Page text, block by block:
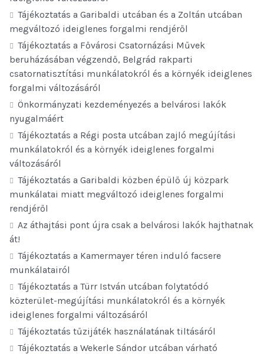
Tájékoztatás a Garibaldi utcában és a Zoltán utcában
megváltozó ideiglenes forgalmi rendjéről
Tájékoztatás a Fővárosi Csatornázási Művek
beruházásában végzendő, Belgrád rakparti
csatornatisztítási munkálatokról és a környék ideiglenes
forgalmi változásáról
Önkormányzati kezdeményezés a belvárosi lakók
nyugalmáért
Tájékoztatás a Régi posta utcában zajló megújítási
munkálatokról és a környék ideiglenes forgalmi
változásáról
Tájékoztatás a Garibaldi közben épülő új közpark
munkálatai miatt megváltozó ideiglenes forgalmi
rendjéről
Az áthajtási pont újra csak a belvárosi lakók hajthatnak
át!
Tájékoztatás a Kamermayer téren induló facsere
munkálatairól
Tájékoztatás a Türr István utcában folytatódó
közterület-megújítási munkálatokról és a környék
ideiglenes forgalmi változásáról
Tájékoztatás tűzijáték használatának tiltásáról
Tájékoztatás a Wekerle Sándor utcában várható